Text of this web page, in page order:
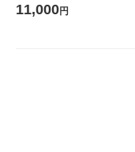
堂 おまけ付き
11,000円